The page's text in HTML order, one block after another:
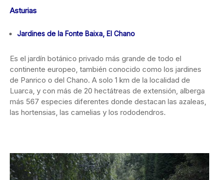
Asturias
Jardines de la Fonte Baixa, El Chano
Es el jardín botánico privado más grande de todo el
continente europeo, también conocido como los jardines
de Panrico o del Chano. A solo 1 km de la localidad de
Luarca, y con más de 20 hectátreas de extensión, alberga
más 567 especies diferentes donde destacan las azaleas,
las hortensias, las camelias y los rododendros.